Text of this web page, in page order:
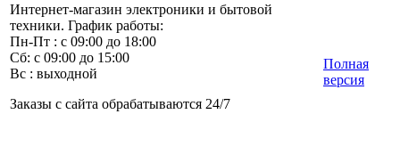
Интернет-магазин электроники и бытовой
техники. График работы:
Пн-Пт : с 09:00 до 18:00
Сб: с 09:00 до 15:00
Вс : выходной
Заказы с сайта обрабатываются 24/7
Полная
версия